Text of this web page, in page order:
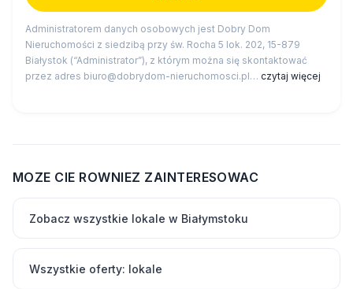
Administratorem danych osobowych jest Dobry Dom
Nieruchomości z siedzibą przy św. Rocha 5 lok. 202, 15-879
Białystok (“Administrator”), z którym można się skontaktować
przez adres biuro@dobrydom-nieruchomosci.pl… czytaj więcej
MOZE CIE ROWNIEZ ZAINTERESOWAC
Zobacz wszystkie lokale w Białymstoku
Wszystkie oferty: lokale